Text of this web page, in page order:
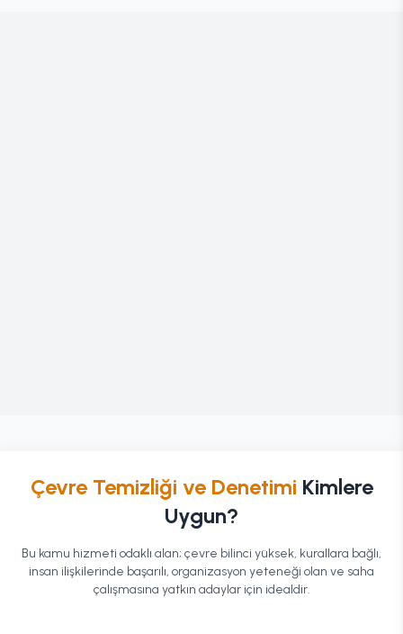
Çevre Temizliği ve Denetimi Kimlere
Uygun?
Bu kamu hizmeti odaklı alan; çevre bilinci yüksek, kurallara bağlı,
insan ilişkilerinde başarılı, organizasyon yeteneği olan ve saha
çalışmasına yatkın adaylar için idealdir.